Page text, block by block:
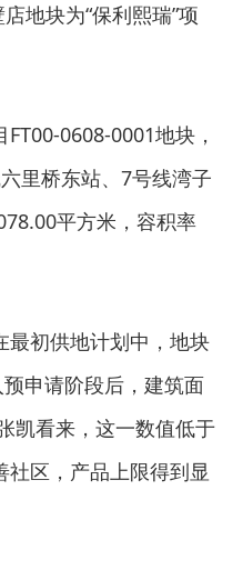
地块为“保利熙瑞”项
0608-0001地块，
里桥东站、7号线湾子
平方米，容积率
最初供地计划中，地块
申请阶段后，建筑面
凯看来，这一数值低于
区，产品上限得到显